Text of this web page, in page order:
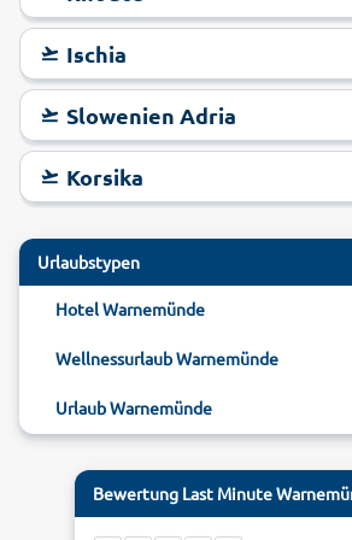
Ostseewind um die Nase wehen und
maritime Flair des Nordens: Reisen Sie
Warnem&uuml;nde &ndash;
bei alltours!</p>
Ischia
Slowenien Adria
Korsika
Urlaubstypen
Hotel Warnemünde
Wellnessurlaub Warnemünde
Urlaub Warnemünde
Bewertung Last Minute